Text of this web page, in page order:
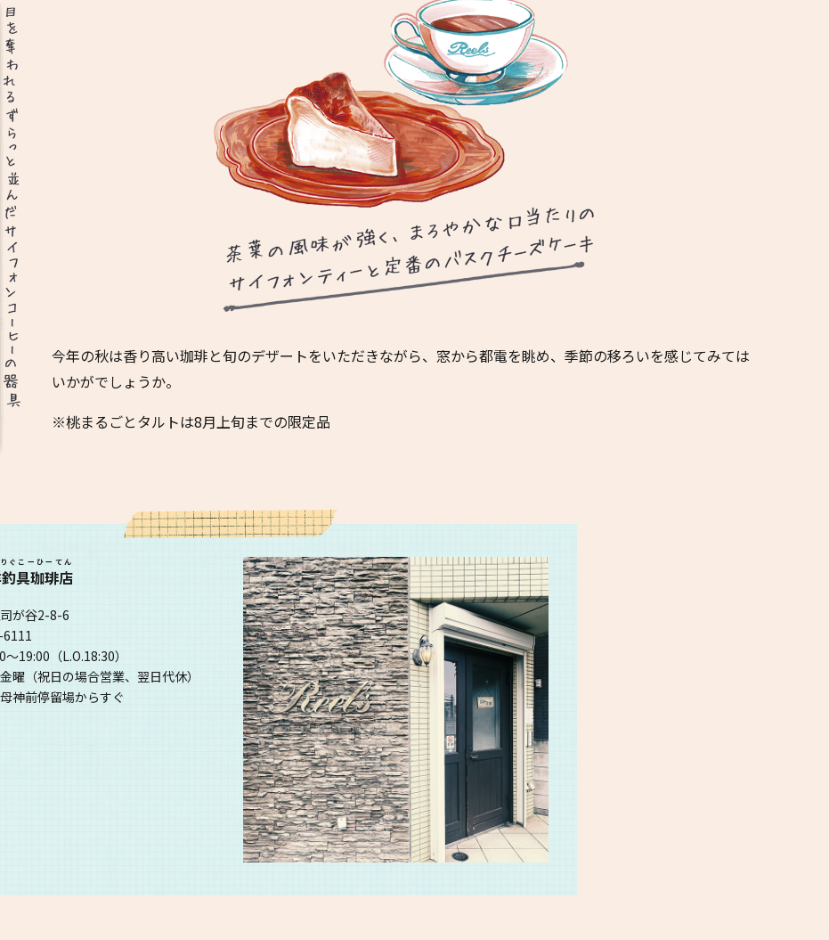
今年の秋は香り高い珈琲と旬のデザートをいただきながら、窓から都電を眺め、季節の移ろいを感じてみては
いかがでしょうか。
※桃まるごとタルトは8月上旬までの限定品
具珈琲店
ぐこーひーてん
が谷2-8-6
19:00（L.O.18:30）
曜（祝日の場合営業、翌日代休）
神前停留場からすぐ